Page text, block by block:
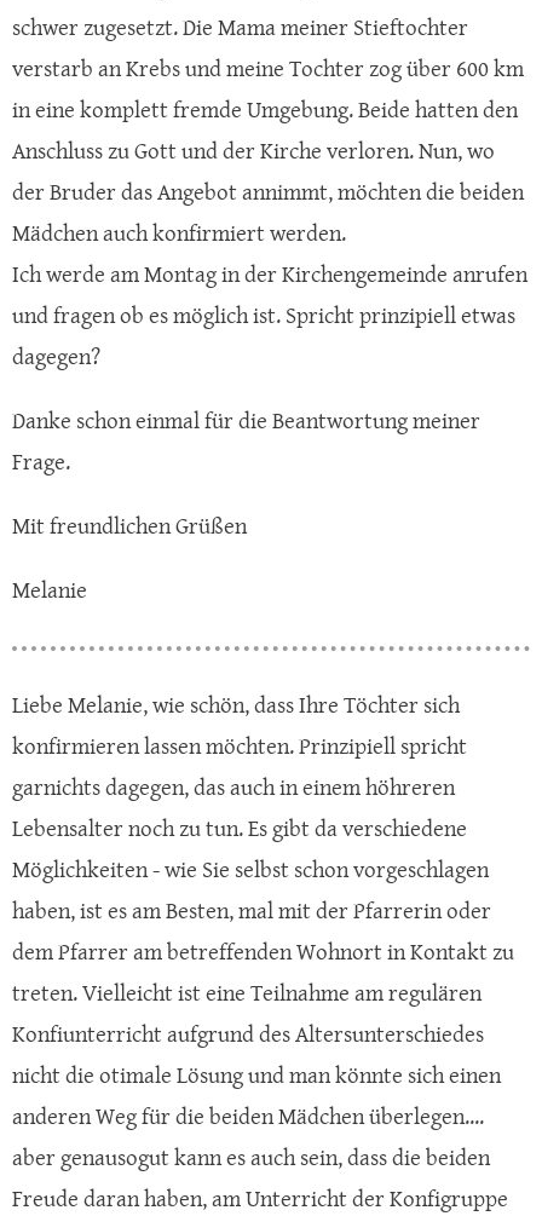
schwer zugesetzt. Die Mama meiner Stieftochter
verstarb an Krebs und meine Tochter zog über 600 km
in eine komplett fremde Umgebung. Beide hatten den
Anschluss zu Gott und der Kirche verloren. Nun, wo
der Bruder das Angebot annimmt, möchten die beiden
Mädchen auch konfirmiert werden.
Ich werde am Montag in der Kirchengemeinde anrufen
und fragen ob es möglich ist. Spricht prinzipiell etwas
dagegen?
Danke schon einmal für die Beantwortung meiner
Frage.
Mit freundlichen Grüßen
Melanie
Liebe Melanie, wie schön, dass Ihre Töchter sich
konfirmieren lassen möchten. Prinzipiell spricht
garnichts dagegen, das auch in einem höhreren
Lebensalter noch zu tun. Es gibt da verschiedene
Möglichkeiten - wie Sie selbst schon vorgeschlagen
haben, ist es am Besten, mal mit der Pfarrerin oder
dem Pfarrer am betreffenden Wohnort in Kontakt zu
treten. Vielleicht ist eine Teilnahme am regulären
Konfiunterricht aufgrund des Altersunterschiedes
nicht die otimale Lösung und man könnte sich einen
anderen Weg für die beiden Mädchen überlegen....
aber genausogut kann es auch sein, dass die beiden
Freude daran haben, am Unterricht der Konfigruppe